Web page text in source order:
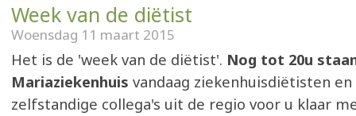
Week van de diëtist
Woensdag 11 maart 2015
Het is de 'week van de diëtist'. Nog tot 20u
Mariaziekenhuis vandaag ziekenhuisdiëtisten en
zelfstandige collega's uit de regio voor u klaar